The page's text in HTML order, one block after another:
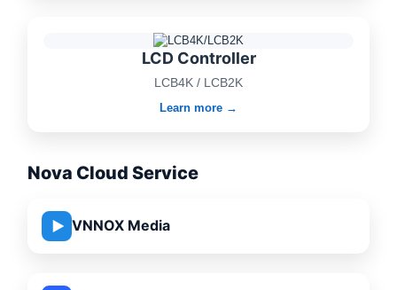
LCD Controller
LCB4K / LCB2K
Learn more →
Nova Cloud Service
VNNOX Media